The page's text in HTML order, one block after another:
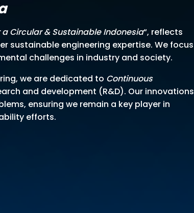
a Circular & Sustainable Indonesia“, reflects
sustainable engineering expertise. We focus
challenges in industry and society.
we are dedicated to Continuous
and development (R&D). Our innovations
ensuring we remain a key player in
efforts.